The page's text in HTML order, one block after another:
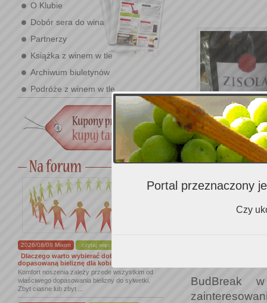
O Klubie
Dobór sera do wina
Partnerzy
Książka z winem w tle
Archiwum biuletynów
Podróże z winem w tle
2026/08/08 Mixon czytaj więcej...
Dlaczego warto wybierać dobrze
dopasowaną bieliznę dla kobiet
Komfort noszenia zależy przede wszystkim od
właściwego dopasowania bielizny do sylwetki.
Zbyt ciasne lub zbyt ...
przejść
(biała
BudBreak
Portal przeznaczony
Czy